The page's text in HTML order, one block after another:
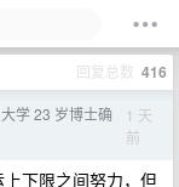
回复总数 416
学 23 岁博士确
1 天
前
下限之间努力，但